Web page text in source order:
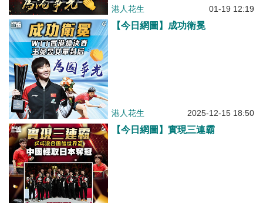
港人花生 01-19 12:19
【今日網圖】成功衛冕
港人花生 2025-12-15 18:50
【今日網圖】實現三連霸